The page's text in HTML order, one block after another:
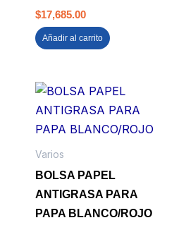
$17,685.00
Añadir al carrito
Varios
BOLSA PAPEL
ANTIGRASA PARA
PAPA BLANCO/ROJO